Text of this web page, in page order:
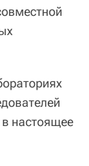
настоящее